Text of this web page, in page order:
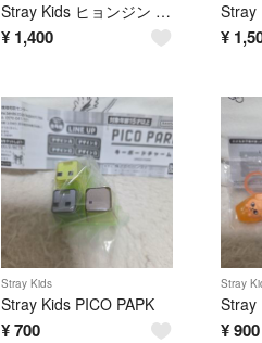
Stray Kids ヒョンジン ソウルコン
¥ 1,400 ¥
Stray Kids
Stray Kids PICO PAPK
¥700
Stray
¥ 900